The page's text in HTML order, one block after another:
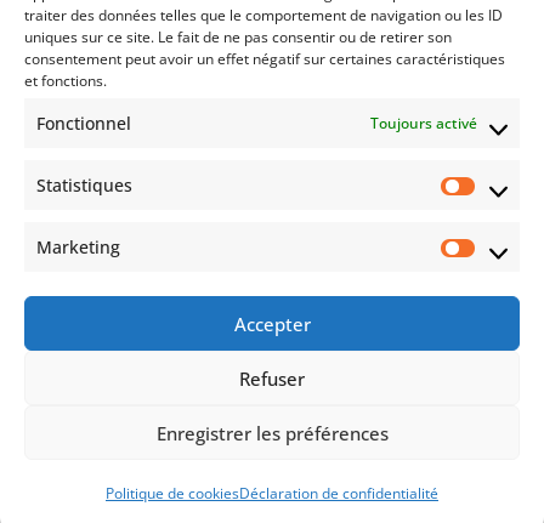
traiter des données telles que le comportement de navigation ou les ID
uniques sur ce site. Le fait de ne pas consentir ou de retirer son
consentement peut avoir un effet négatif sur certaines caractéristiques
et fonctions.
Fonctionnel Toujours activé
Statistiques
Marketing
Accepter
Refuser
Enregistrer les préférences
Politique de cookiesDéclaration de confidentialité
RESTEZ CONNECTÉ(E)
En vous inscrivant, vous acceptez de recevoir nos offres
promotionnelles. Pour plus d’informations, merci de
Politique de confidentialité
légales–CGV